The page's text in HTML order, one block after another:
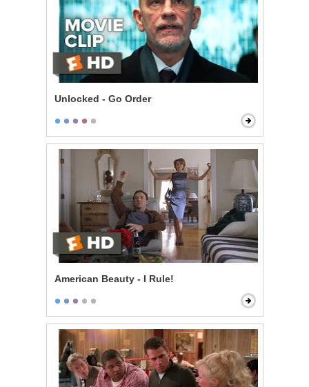
Unlocked - Go Order
American Beauty - I Rule!